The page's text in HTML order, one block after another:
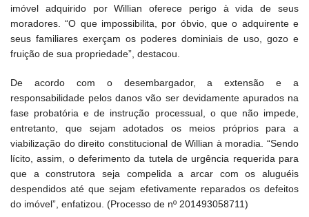
imóvel adquirido por Willian oferece perigo à vida de seus
moradores. “O que impossibilita, por óbvio, que o adquirente e
seus familiares exerçam os poderes dominiais de uso, gozo e
fruição de sua propriedade”, destacou.
De acordo com o desembargador, a extensão e a
responsabilidade pelos danos vão ser devidamente apurados na
fase probatória e de instrução processual, o que não impede,
entretanto, que sejam adotados os meios próprios para a
viabilização do direito constitucional de Willian à moradia. “Sendo
lícito, assim, o deferimento da tutela de urgência requerida para
que a construtora seja compelida a arcar com os aluguéis
despendidos até que sejam efetivamente reparados os defeitos
do imóvel”, enfatizou. (Processo de nº 201493058711)